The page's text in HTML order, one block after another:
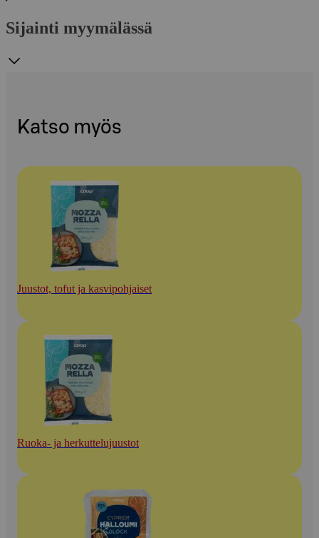
Sijainti myymälässä
Katso myös
Juustot, tofut ja kasvipohjaiset
Ruoka- ja herkuttelujuustot